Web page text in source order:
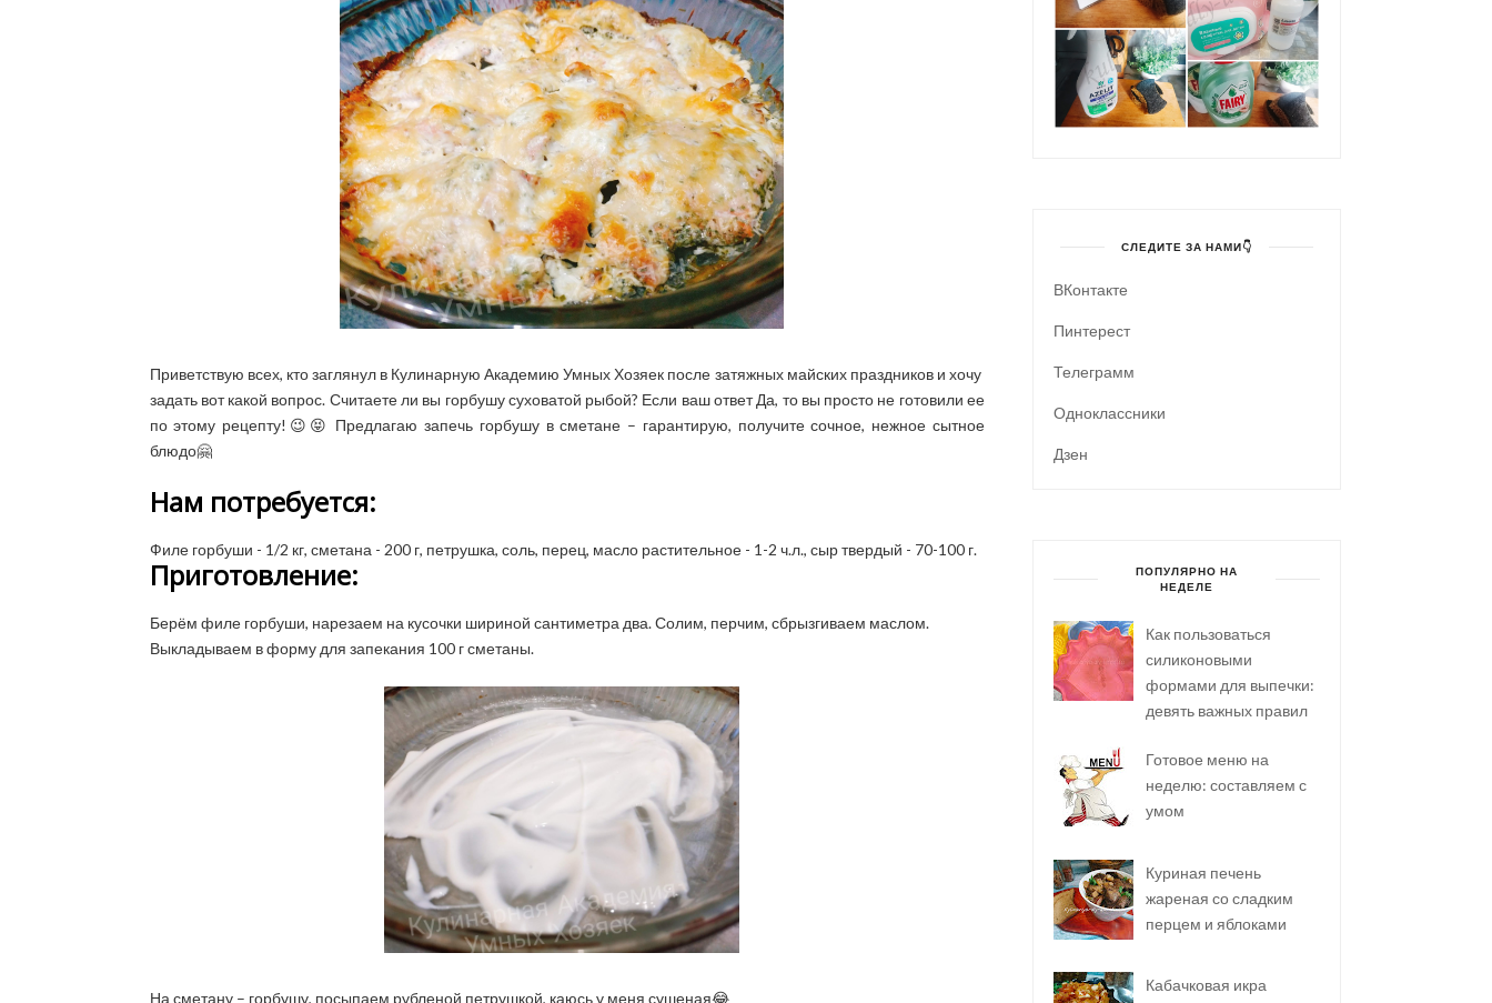
Приветствую всех, кто заглянул в Кулинарную Академию Умных Хозяек после затяжных майских праздников и хочу
задать вот какой вопрос. Считаете ли вы горбушу суховатой рыбой? Если ваш ответ Да, то вы просто не готовили ее
по этому рецепту!😉😝 Предлагаю запечь горбушу в сметане – гарантирую, получите сочное, нежное сытное
блюдо🤗
Нам потребуется:
Филе горбуши - 1/2 кг, сметана - 200 г, петрушка, соль, перец, масло растительное - 1-2 ч.л., сыр твердый - 70-100 г.
Приготовление:
Берём филе горбуши, нарезаем на кусочки шириной сантиметра два. Солим, перчим, сбрызгиваем маслом.
Выкладываем в форму для запекания 100 г сметаны.
На сметану – горбушу, посыпаем рубленой петрушкой, каюсь у меня сушеная😂
СЛЕДИТЕ ЗА НАМИ👇
ВКонтакте
Пинтерест
Телеграмм
Одноклассники
Дзен
ПОПУЛЯРНО НА
НЕДЕЛЕ
Как пользоваться
силиконовыми
формами для выпечки:
девять важных правил
Готовое меню на
неделю: составляем с
умом
Куриная печень
жареная со сладким
перцем и яблоками
Кабачковая икра